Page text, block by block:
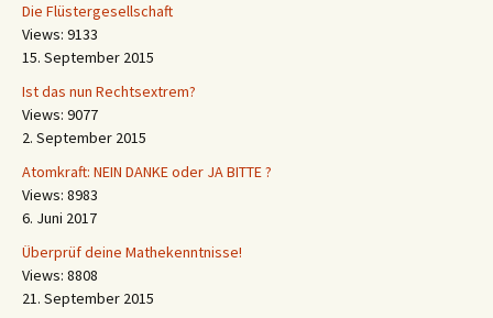
Die Flüstergesellschaft
Views: 9133
15. September 2015
Ist das nun Rechtsextrem?
Views: 9077
2. September 2015
Atomkraft: NEIN DANKE oder JA BITTE ?
Views: 8983
6. Juni 2017
Überprüf deine Mathekenntnisse!
Views: 8808
21. September 2015